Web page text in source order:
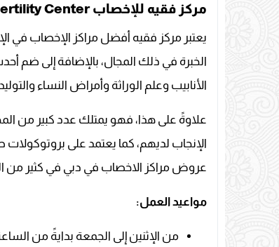
مركز فقيه للإخصاب Fakih IVF Fertility Center
يعتبر مركز فقيه أفضل مراكز الإخصاب في
الخبرة في ذلك المجال، بالإضافة إلى ضم
الأنابيب وعلم الوراثة وأمراض النساء
علاوةً على هذا، فهو يمتلك عدد كبير من
الإنجاب لديهم، كما يعتمد على
عروض مراكز الاخصاب في دبي في كثير من
مواعيد العمل:
من الإثنين إلى الجمعة بدايةً من الساعة 8:00 صباحًا وحتى الساعة 9:00